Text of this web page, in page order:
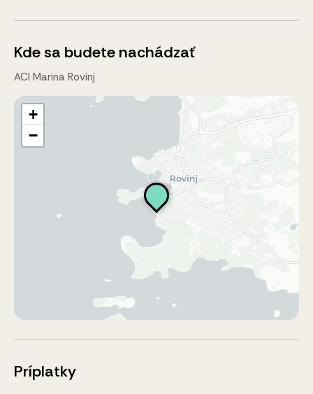
Kde sa budete nachádzať
ACI Marina Rovinj
+
−
Príplatky